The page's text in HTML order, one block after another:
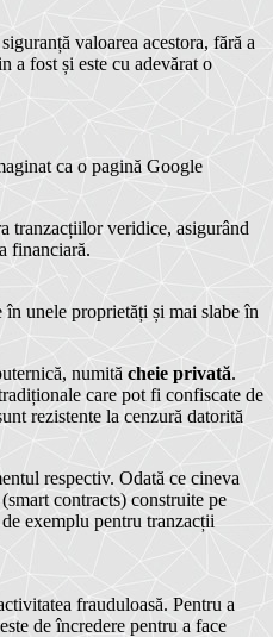
valoarea acestora, fără a
a fost și este cu adevărat o
ca o pagină Google
tranzacțiilor veridice, asigurând
financiară.
unele proprietăți și mai slabe în
numită cheie privată.
care pot fi confiscate de
rezistente la cenzură datorită
respectiv. Odată ce cineva
contracts) construite pe
exemplu pentru tranzacții
frauduloasă. Pentru a
de încredere pentru a face